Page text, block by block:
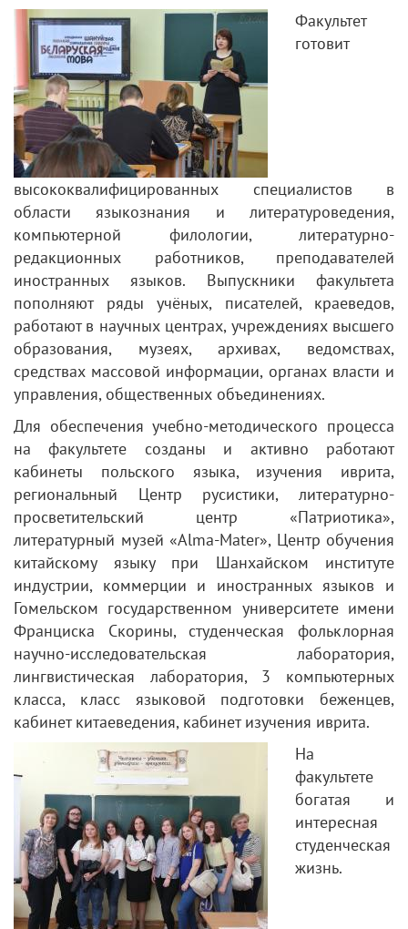
Факультет
готовит
высококвалифицированных специалистов в
области языкознания и литературоведения,
компьютерной филологии, литературно-
редакционных работников, преподавателей
иностранных языков. Выпускники факультета
пополняют ряды учёных, писателей, краеведов,
работают в научных центрах, учреждениях высшего
образования, музеях, архивах, ведомствах,
средствах массовой информации, органах власти и
управления, общественных объединениях.
Для обеспечения учебно-методического процесса
на факультете созданы и активно работают
кабинеты польского языка, изучения иврита,
региональный Центр русистики, литературно-
просветительский центр «Патриотика»,
литературный музей «Alma-Mater», Центр обучения
китайскому языку при Шанхайском институте
индустрии, коммерции и иностранных языков и
Гомельском государственном университете имени
Франциска Скорины, студенческая фольклорная
научно-исследовательская лаборатория,
лингвистическая лаборатория, 3 компьютерных
класса, класс языковой подготовки беженцев,
кабинет китаеведения, кабинет изучения иврита.
На
факультете
богатая и
интересная
студенческая
жизнь.